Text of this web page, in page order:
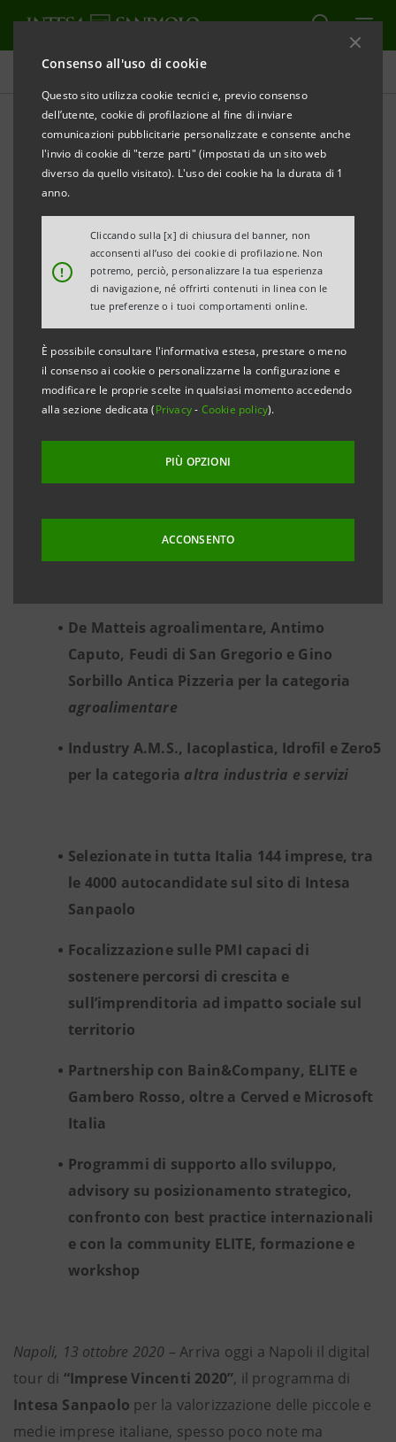
Consenso all'uso di cookie
Questo sito utilizza cookie tecnici e, previo consenso
dell’utente, cookie di profilazione al fine di inviare
comunicazioni pubblicitarie personalizzate e consente anche
l'invio di cookie di "terze parti" (impostati da un sito web
diverso da quello visitato). L'uso dei cookie ha la durata di 1
anno.
!
Cliccando sulla [x] di chiusura del banner, non
acconsenti all’uso dei cookie di profilazione. Non
potremo, perciò, personalizzare la tua esperienza
di navigazione, né offrirti contenuti in linea con le
tue preferenze o i tuoi comportamenti online.
È possibile consultare l'informativa estesa, prestare o meno
il consenso ai cookie o personalizzarne la configurazione e
modificare le proprie scelte in qualsiasi momento accedendo
alla sezione dedicata (Privacy- Cookie policy).
PIÙ OPZIONI
ACCONSENTO
Comunicati stampa
STAMPA AGGIORNA
Comunicato Stampa
PROGRAMMA «IMPRESE VINCENTI 2020»
LE PMI DI CAMPANIA, BASILICATA E CALABRIA AL
DIGITAL TOUR “IMPRESE VINCENTI”
IL PROGRAMMA DI INTESA SANPAOLO DEDICATO
ALLE ECCELLENZE IMPRENDITORIALI ITALIANE
Dodici le Imprese Vincenti selezionate:
Carillo Fashion, Gruppo FB, Candida e
De Matteis agroalimentare, Antimo
Caputo, Feudi di San Gregorio e Gino
Sorbillo Antica Pizzeria per la categoria
agroalimentare
Industry A.M.S., Iacoplastica, Idrofil e Zero5
per la categoria altra industria e servizi
Selezionate in tutta Italia 144 imprese, tra
le 4000 autocandidate sul sito di Intesa
Sanpaolo
Focalizzazione sulle PMI capaci di
sostenere percorsi di crescita e
sull’imprenditoria ad impatto sociale sul
territorio
Partnership con Bain&Company, ELITE e
Gambero Rosso, oltre a Cerved e Microsoft
Italia
Programmi di supporto allo sviluppo,
advisory su posizionamento strategico,
confronto con best practice internazionali
e con la community ELITE, formazione e
workshop
Napoli, 13 ottobre 2020 – Arriva oggi a Napoli il digital
tour di “Imprese Vincenti 2020”, il programma di
Intesa Sanpaolo per la valorizzazione delle piccole e
medie imprese italiane, spesso poco note ma